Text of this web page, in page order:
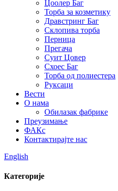
Цоолер Баг
Торба за козметику
Дравстринг Баг
Склопива торба
Перница
Прегача
Суит Цовер
Схоес Баг
Торба од полиестера
Руксаци
Вести
О нама
Обилазак фабрике
Преузимање
ФАКс
Контактирајте нас
English
Категорије